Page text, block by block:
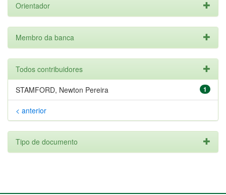
Orientador
Membro da banca
Todos contribuidores
1
STAMFORD, Newton Pereira
< anterior
Tipo de documento